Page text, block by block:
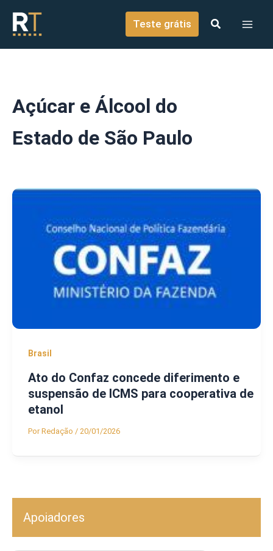
conteúdo
Teste grátis
Açúcar e Álcool do
Estado de São Paulo
Brasil
Ato do Confaz concede diferimento e
suspensão de ICMS para cooperativa de
etanol
PorRedação / 20/01/2026
Apoiadores